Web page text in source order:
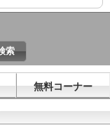
無料コーナー